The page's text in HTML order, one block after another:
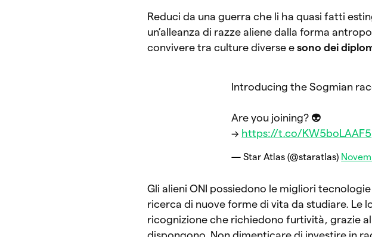
Reduci da una guerra che li ha quasi fatti
un’alleanza di razze aliene dalla forma
convivere tra culture diverse esono dei
Introducing the Sogmian
Are you joining? 👽
→ https://t.co/KW5boLAAF5
— Star Atlas (@staratlas)
Gli alieni ONI possiedono le migliori
ricerca di nuove forme di vita da studiare. Le
ricognizione che richiedono furtività, grazie
dispongono. Non dimenticare di investire in